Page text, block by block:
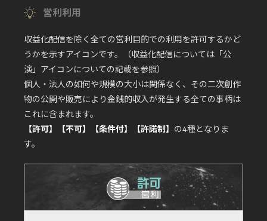
営利利用
収益化配信を除く全ての営利目的での利用を許可するかど
うかを示すアイコンです。（収益化配信については「公
演」アイコンについての記載を参照）
個人・法人の如何や規模の大小は関係なく、その二次創作
物の公開や販売により金銭的収入が発生する全ての事柄は
これに含まれます。
【許可】【不可】【条件付】【許諾制】 の4種となりま
す。